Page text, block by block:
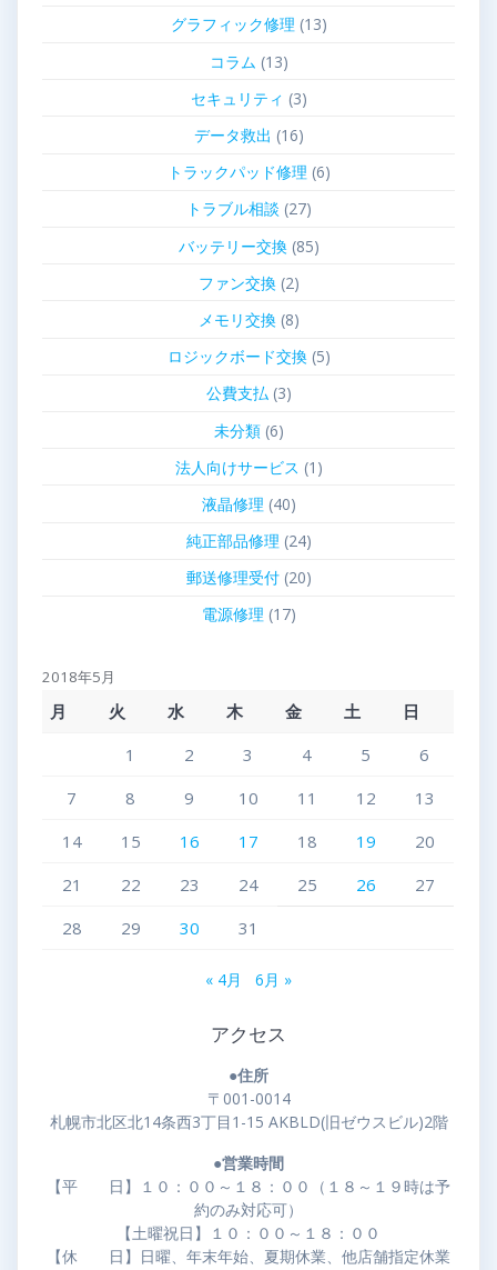
グラフィック修理 (13)
コラム (13)
セキュリティ (3)
データ救出 (16)
トラックパッド修理 (6)
トラブル相談 (27)
バッテリー交換(85)
ファン交換(2)
メモリ交換(8)
ロジックボード交換(5)
公費支払(3)
未分類(6)
法人向けサービス (1)
液晶修理 (40)
純正部品修理 (24)
郵送修理受付(20)
電源修理 (17)
2018年5月
月 火 水 木 金 土
日
1
2 3 4 5
6
7
8 9 10 11 12
13
14
15 16 17 18 19
20
21
22 23 24 25 26
27
28
29 30 31
« 4月 6月 »
アクセス
●住所
〒001-0014
札幌市北区北14条西3丁目1-15 AKBLD(旧ゼウスビル)2階
●営業時間
【平 日】１０：００～１８：００（１８～１９時は予
約のみ対応可）
【土曜祝日】１０：００～１８：００
【休 日】日曜、年末年始、夏期休業、他店舗指定休業